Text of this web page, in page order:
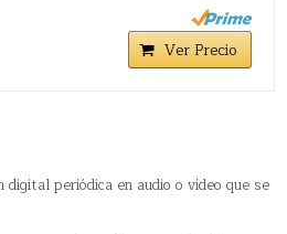
Ver Precio
periódica en audio o vídeo que se